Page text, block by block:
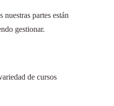
partes están
gestionar.
de cursos